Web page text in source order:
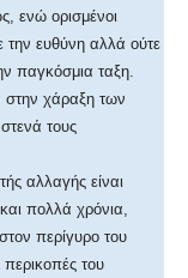
ενώ ορισμένοι
την ευθύνη αλλά ούτε
παγκόσμια ταξη.
στην χάραξη των
τους
αλλαγής είναι
πολλά χρόνια,
περίγυρο του
του